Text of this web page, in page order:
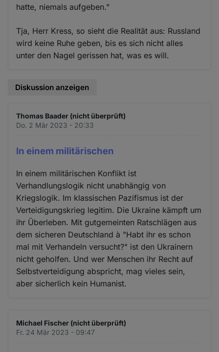
hatte, niemals aufgeben."
Tja, Herr Kress, so sieht die Realität aus: Russland
wird keine Ruhe geben, bis es sich nicht alles
unter den Nagel gerissen hat, was es will.
Diskussion anzeigen
Thomas Baader (nicht überprüft)
Do. 2 Mär 2023 - 20:33
In einem militärischen
In einem militärischen Konflikt ist
Verhandlungslogik nicht unabhängig von
Kriegslogik. Im klassischen Pazifismus ist der
Verteidigungskrieg legitim. Die Ukraine kämpft um
ihr Überleben. Mit gutgemeinten Ratschlägen aus
dem sicheren Deutschland à "Habt ihr es schon
mal mit Verhandeln versucht?" ist den Ukrainern
nicht geholfen. Und wer Menschen ihr Recht auf
Selbstverteidigung abspricht, mag vieles sein,
aber sicherlich kein Humanist.
Michael Fischer (nicht überprüft)
Fr. 24 Mär 2023 - 09:47